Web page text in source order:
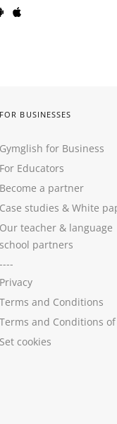
FOR BUSINESSES
Gymglish for Business
For Educators
Become a partner
Case studies & White
Our teacher & language
school partners
----
Privacy
Terms and Conditions
Terms and Conditions of
Set cookies